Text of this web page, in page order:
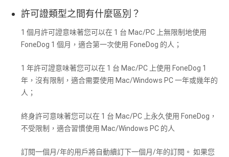
許可證類型之間有什麼區別？
1 個月許可證意味著您可以在 1 台 Mac/PC 上無限制地使用
FoneDog 1 個月，適合第一次使用 FoneDog 的人；
1 年許可證意味著您可以在 1 台 Mac/PC 上使用 FoneDog 1
年，沒有限制，適合需要使用 Mac/Windows PC 一年或幾年的
人；
終身許可意味著您可以在 1 台 Mac/PC 上永久使用 FoneDog，
不受限制，適合習慣使用 Mac/Windows PC 的人
訂閱一個月/年的用戶將自動續訂下一個月/年的訂閱。 如果您